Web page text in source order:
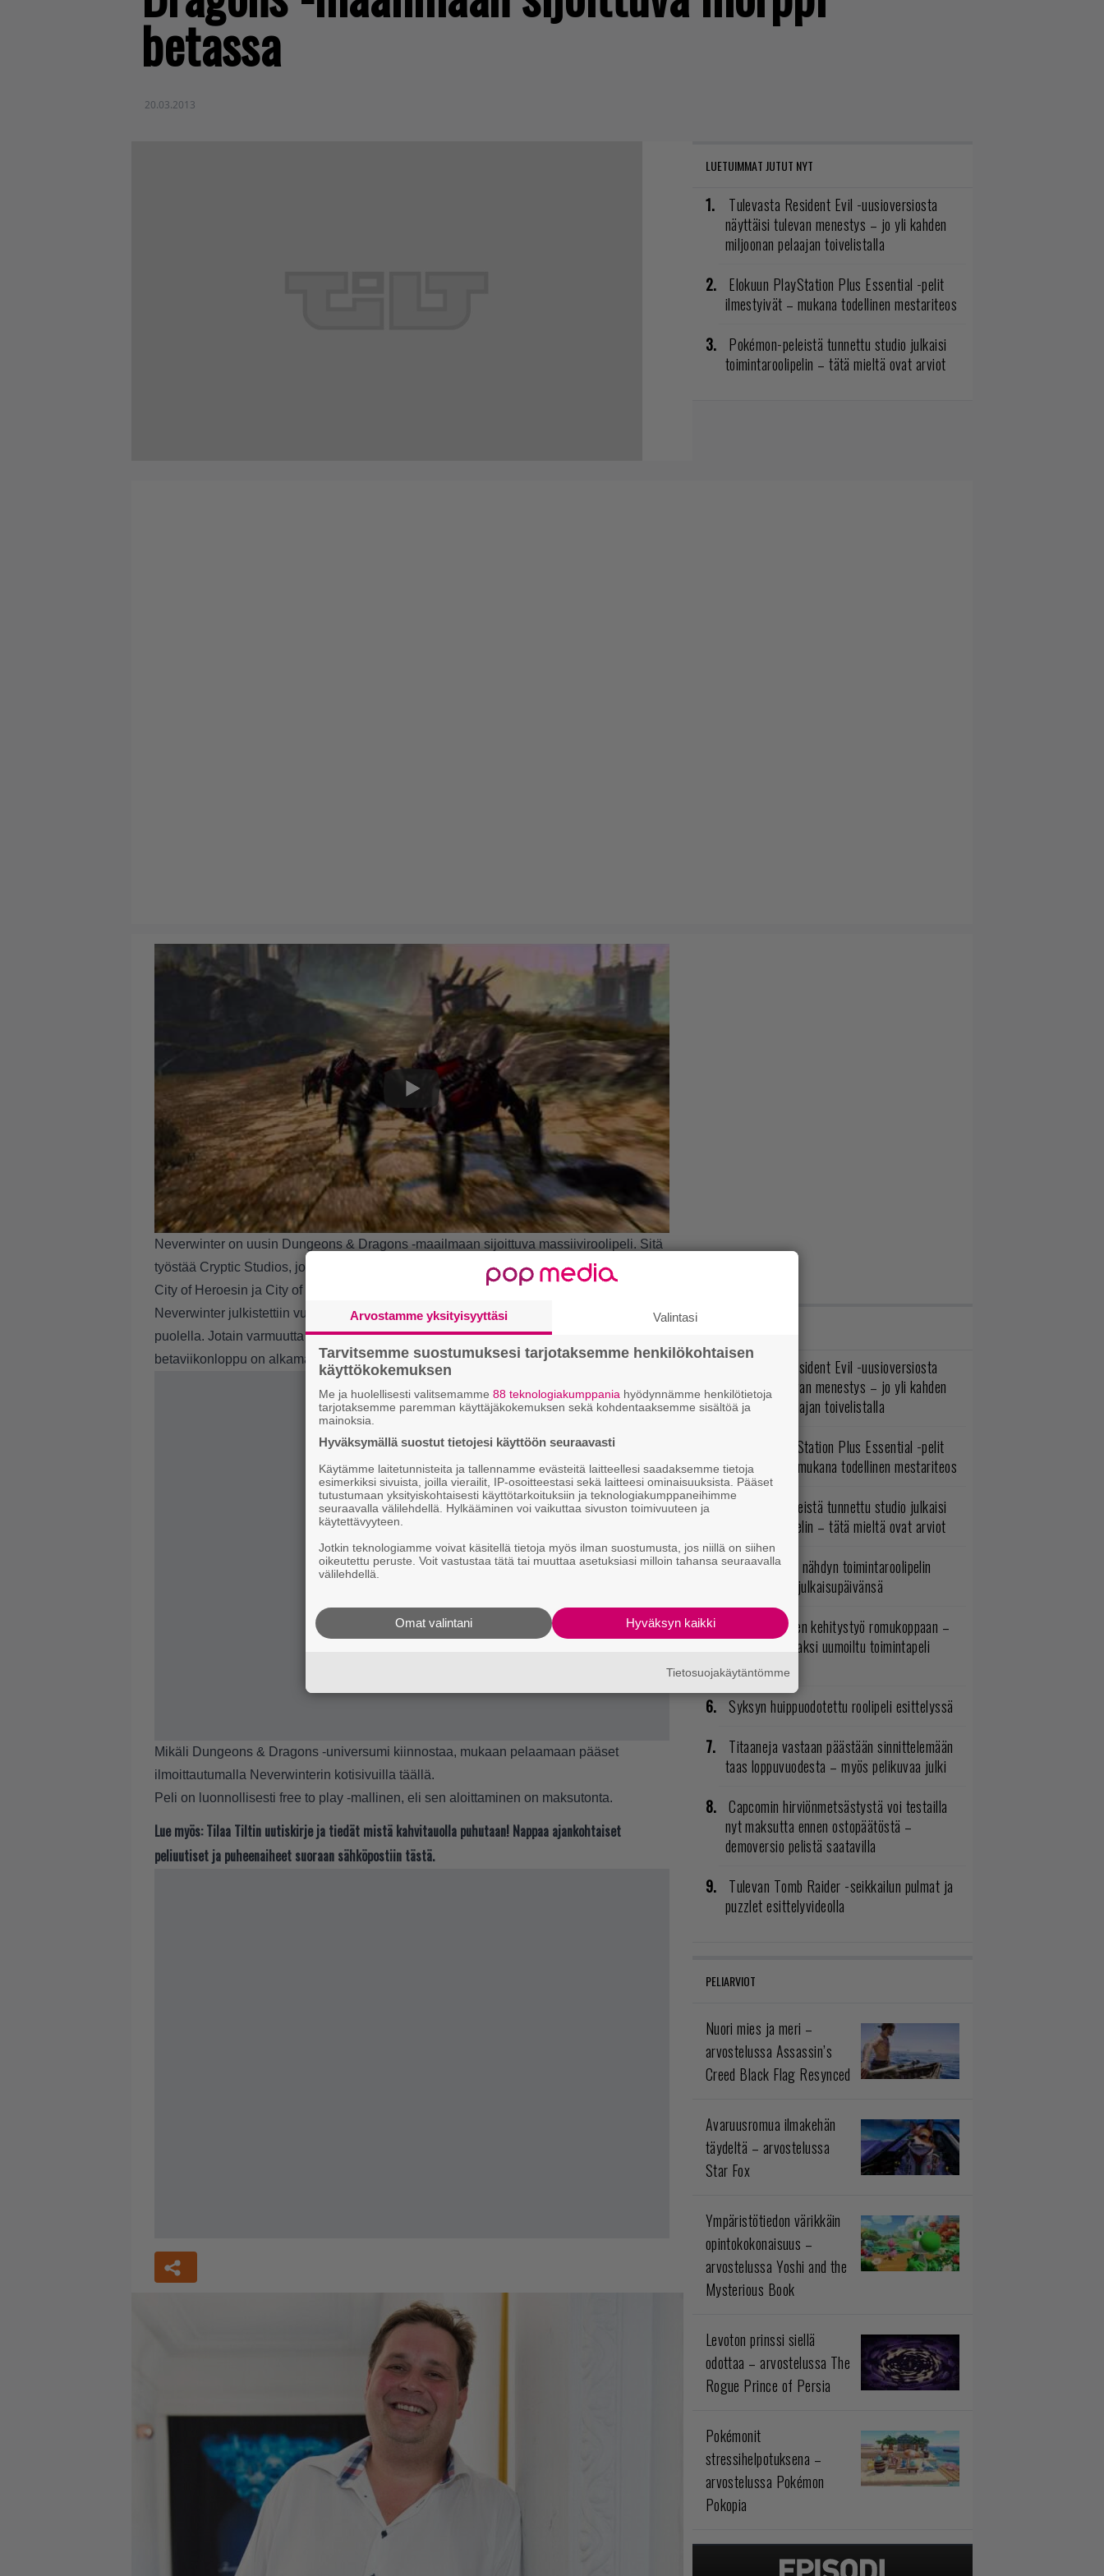
betassa
20.03.2013
LUETUIMMAT JUTUT NYT
Tulevasta Resident Evil -uusioversiosta
näyttäisi tulevan menestys – jo yli kahden
miljoonan pelaajan toivelistalla
Elokuun PlayStation Plus Essential -pelit
ilmestyivät – mukana todellinen mestariteos
Pokémon-peleistä tunnettu studio julkaisi
toimintaroolipelin – tätä mieltä ovat arviot
Neverwinter on uusin Dungeons & Dragons -maailmaan sijoittuva massiiviroolipeli. Sitä
työstää Cryptic Studios, joka on ennen työskennellyt esimerkiksi Star Trek Onlinen ja
City of Heroesin ja City of Villiansin parissa.
Neverwinter julkistettiin vuonna 2010, ja julkaisun pitäisi tapahtua vielä tämän vuoden
puolella. Jotain varmuutta lähestyvästä julkaisupäivästä antaa se, että pelin kolmas
betaviikonloppu on alkamassa tämän viikon perjantaina.
Mikäli Dungeons & Dragons -universumi kiinnostaa, mukaan pelaamaan pääset
ilmoittautumalla Neverwinterin kotisivuilla täällä.
Peli on luonnollisesti free to play -mallinen, eli sen aloittaminen on maksutonta.
Lue myös: Tilaa Tiltin uutiskirje ja tiedät mistä kahvitauolla puhutaan! Nappaa ajankohtaiset
peliuutiset ja puheenaiheet suoraan sähköpostiin tästä.
Tulevasta Resident Evil -uusioversiosta
näyttäisi tulevan menestys – jo yli kahden
miljoonan pelaajan toivelistalla
Elokuun PlayStation Plus Essential -pelit
ilmestyivät – mukana todellinen mestariteos
Pokémon-peleistä tunnettu studio julkaisi
toimintaroolipelin – tätä mieltä ovat arviot
Vuonna 2018 nähdyn toimintaroolipelin
jatko-osa sai julkaisupäivänsä
Kuuden vuoden kehitystyö romukoppaan –
GTA:n kilpailijaksi uumoiltu toimintapeli
peruttu?
Syksyn huippuodotettu roolipeli esittelyssä
Titaaneja vastaan päästään sinnittelemään
taas loppuvuodesta – myös pelikuvaa julki
Capcomin hirviönmetsästystä voi testailla
nyt maksutta ennen ostopäätöstä –
demoversio pelistä saatavilla
Tulevan Tomb Raider -seikkailun pulmat ja
puzzlet esittelyvideolla
PELIARVIOT
Nuori mies ja meri –
arvostelussa Assassin’s
Creed Black Flag Resynced
Avaruusromua ilmakehän
täydeltä – arvostelussa
Star Fox
Ympäristötiedon värikkäin
opintokokonaisuus –
arvostelussa Yoshi and the
Mysterious Book
Levoton prinssi siellä
odottaa – arvostelussa The
Rogue Prince of Persia
Pokémonit
stressihelpotuksena –
arvostelussa Pokémon
Pokopia
Arvostamme yksityisyyttäsi Valintasi
Tarvitsemme suostumuksesi tarjotaksemme henkilökohtaisen
käyttökokemuksen
Me ja huolellisesti valitsemamme 88 teknologiakumppania hyödynnämme henkilötietoja
tarjotaksemme paremman käyttäjäkokemuksen sekä kohdentaaksemme sisältöä ja
mainoksia.
Hyväksymällä suostut tietojesi käyttöön seuraavasti
Käytämme laitetunnisteita ja tallennamme evästeitä laitteellesi saadaksemme tietoja
esimerkiksi sivuista, joilla vierailit, IP-osoitteestasi sekä laitteesi ominaisuuksista. Pääset
tutustumaan yksityiskohtaisesti käyttötarkoituksiin ja teknologiakumppaneihimme
seuraavalla välilehdellä. Hylkääminen voi vaikuttaa sivuston toimivuuteen ja
käytettävyyteen.
Jotkin teknologiamme voivat käsitellä tietoja myös ilman suostumusta, jos niillä on siihen
oikeutettu peruste. Voit vastustaa tätä tai muuttaa asetuksiasi milloin tahansa seuraavalla
välilehdellä.
Hyväksyn kaikki
Omat valintani
Tietosuojakäytäntömme